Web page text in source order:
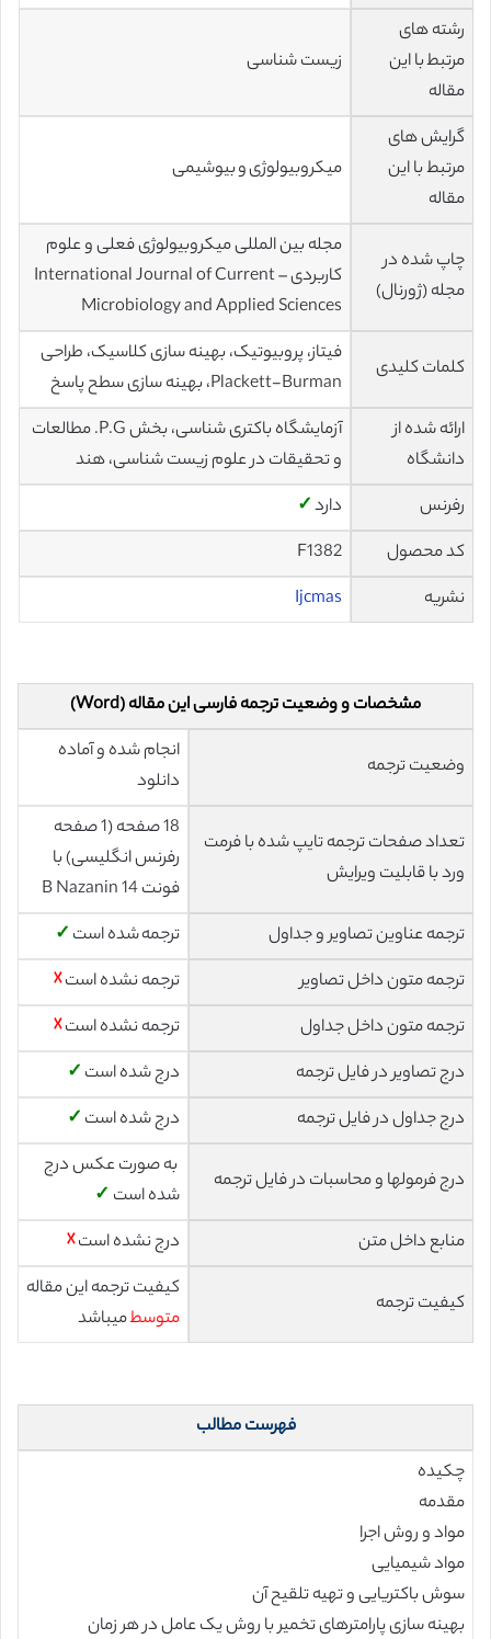
رشته های
مرتبط با این
مقاله
زیست شناسی
گرایش های
مرتبط با این
مقاله
میکروبیولوژی و بیوشیمی
چاپ شده در
مجله (ژورنال)
مجله بین المللی میکروبیولوژی فعلی و علوم
کاربردی – International Journal of Current
Microbiology and Applied Sciences
کلمات کلیدی
فیتاز، پروبیوتیک، بهینه سازی کلاسیک، طراحی
Plackett-Burman، بهینه سازی سطح پاسخ
ارائه شده از
دانشگاه
آزمایشگاه باکتری شناسی، بخش P.G. مطالعات
و تحقیقات در علوم زیست شناسی، هند
رفرنس
دارد✓
کد محصول
F1382
نشریه
Ijcmas
مشخصات و وضعیت ترجمه فارسی این مقاله (Word)
وضعیت ترجمه
انجام شده و آماده
دانلود
تعداد صفحات ترجمه تایپ شده با فرمت
ورد با قابلیت ویرایش
18 صفحه (1 صفحه
رفرنس انگلیسی) با
فونت 14 B Nazanin
ترجمه عناوین تصاویر و جداول
ترجمه شده است ✓
ترجمه متون داخل تصاویر
ترجمه نشده است☓
ترجمه متون داخل جداول
ترجمه نشده است☓
درج تصاویر در فایل ترجمه
درج شده است ✓
درج جداول در فایل ترجمه
درج شده است ✓
درج فرمولها و محاسبات در فایل ترجمه
به صورت عکس درج
شده است ✓
منابع داخل متن
درج نشده است☓
کیفیت ترجمه
کیفیت ترجمه این مقاله
متوسطمیباشد
فهرست مطالب
چکیده
مقدمه
مواد و روش اجرا
مواد شیمیایی
سوش باکتریایی و تهیه تلقیح آن
بهینه سازی پارامترهای تخمیر با روش یک عامل در هر زمان